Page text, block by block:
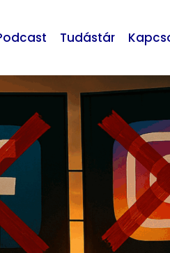
Tudástár